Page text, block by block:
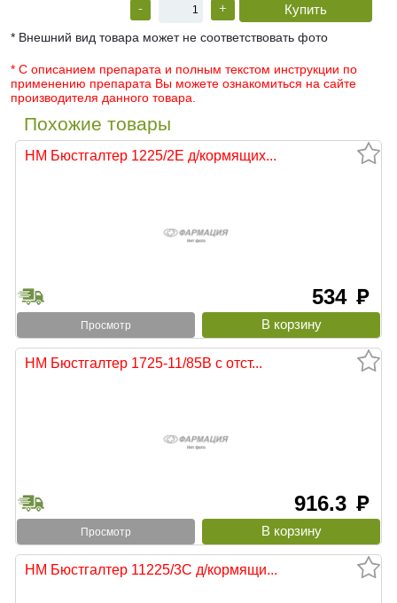
- +
* Внешний вид товара может не соответствовать фото
* С описанием препарата и полным текстом инструкции по
применению препарата Вы можете ознакомиться на сайте
производителя данного товара.
Похожие товары
НМ Бюстгалтер 1225/2Е д/кормящих...
534 руб
Просмотр
НМ Бюстгалтер 1725-11/85В с отст...
916.3 руб
Просмотр
НМ Бюстгалтер 11225/3С д/кормящи...